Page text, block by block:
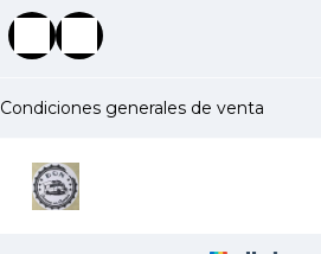
Condiciones generales de venta